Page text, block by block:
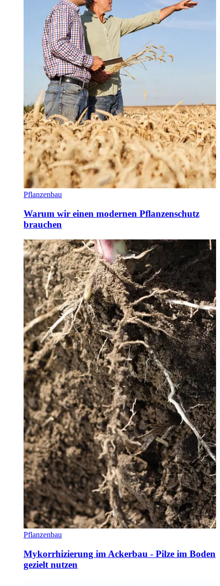
Pflanzenbau
Warum wir einen modernen Pflanzenschutz
brauchen
Pflanzenbau
Mykorrhizierung im Ackerbau - Pilze im Boden
gezielt nutzen